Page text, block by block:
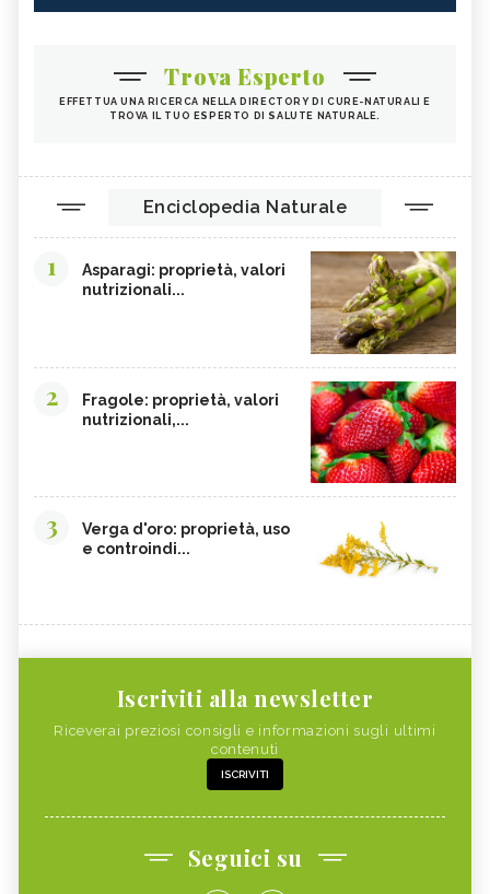
Trova Esperto
EFFETTUA UNA RICERCA NELLA DIRECTORY DI CURE-NATURALI E
TROVA IL TUO ESPERTO DI SALUTE NATURALE.
Enciclopedia Naturale
1
Asparagi: proprietà, valori
nutrizionali...
2
Fragole: proprietà, valori
nutrizionali,...
3
Verga d'oro: proprietà, uso
e controindi...
Iscriviti alla newsletter
Riceverai preziosi consigli e informazioni sugli ultimi
contenuti
ISCRIVITI
Seguici su